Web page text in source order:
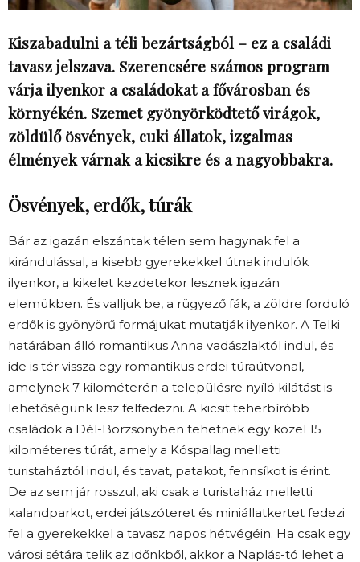
Kiszabadulni a téli bezártságból – ez a családi
tavasz jelszava. Szerencsére számos program
várja ilyenkor a családokat a fővárosban és
környékén. Szemet gyönyörködtető virágok,
zöldülő ösvények, cuki állatok, izgalmas
élmények várnak a kicsikre és a nagyobbakra.
Ösvények, erdők, túrák
Bár az igazán elszántak télen sem hagynak fel a
kirándulással, a kisebb gyerekekkel útnak indulók
ilyenkor, a kikelet kezdetekor lesznek igazán
elemükben. És valljuk be, a rügyező fák, a zöldre forduló
erdők is gyönyörű formájukat mutatják ilyenkor. A Telki
határában álló romantikus Anna vadászlaktól indul, és
ide is tér vissza egy romantikus erdei túraútvonal,
amelynek 7 kilométerén a településre nyíló kilátást is
lehetőségünk lesz felfedezni. A kicsit teherbíróbb
családok a Dél-Börzsönyben tehetnek egy közel 15
kilométeres túrát, amely a Kóspallag melletti
turistaháztól indul, és tavat, patakot, fennsíkot is érint.
De az sem jár rosszul, aki csak a turistaház melletti
kalandparkot, erdei játszóteret és miniállatkertet fedezi
fel a gyerekekkel a tavasz napos hétvégéin. Ha csak egy
városi sétára telik az időnkből, akkor a Naplás-tó lehet a